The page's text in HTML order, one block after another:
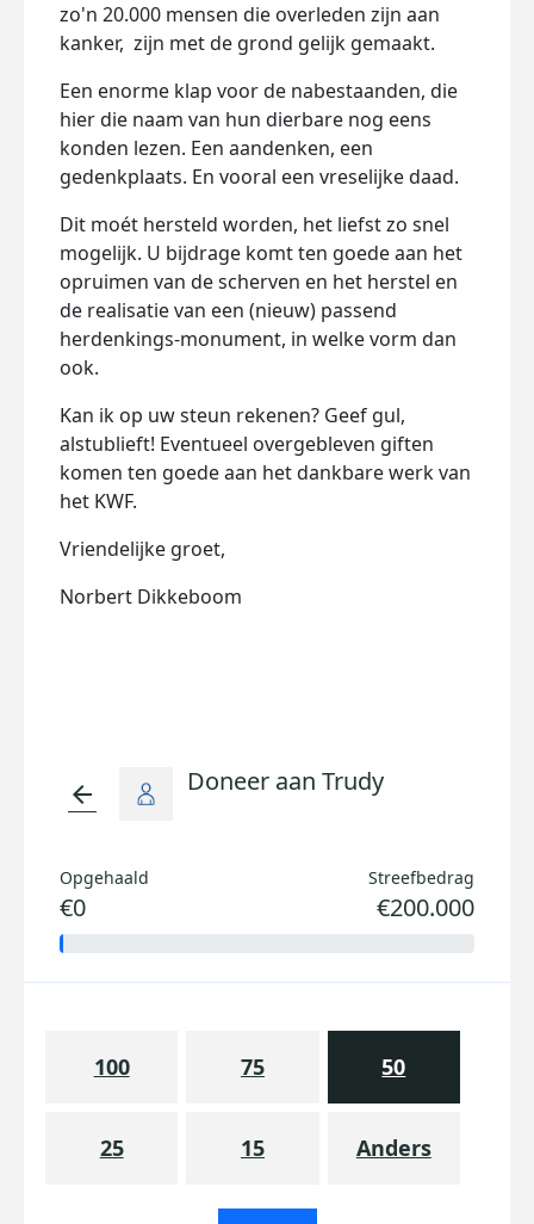
zo'n 20.000 mensen die overleden zijn aan
kanker, zijn met de grond gelijk gemaakt.
Een enorme klap voor de nabestaanden, die
hier die naam van hun dierbare nog eens
konden lezen. Een aandenken, een
gedenkplaats. En vooral een vreselijke daad.
Dit moét hersteld worden, het liefst zo snel
mogelijk. U bijdrage komt ten goede aan het
opruimen van de scherven en het herstel en
de realisatie van een (nieuw) passend
herdenkings-monument, in welke vorm dan
ook.
Kan ik op uw steun rekenen? Geef gul,
alstublieft! Eventueel overgebleven giften
komen ten goede aan het dankbare werk van
het KWF.
Vriendelijke groet,
Norbert Dikkeboom
arrow_back Doneer aan Trudy
Opgehaald
€0
Streefbedrag
€200.000
100 75 50
25 15 Anders